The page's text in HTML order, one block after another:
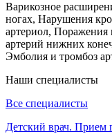
Варикозное
ногах, Нарушения
артериол, Поражения
артерий нижних
Эмболия и тромбоз
Наши специалисты
Все специалисты
Детский врач. Прием